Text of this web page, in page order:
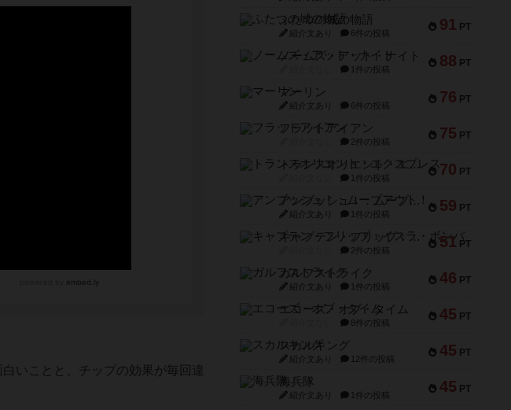
いことと、チップの効果が毎回違
91 PT
ふたつの城の物語
紹介文あり 6件の投稿
88 PT
ノームズ・アット・ナイト
1件の投稿
76 PT
マーリン
紹介文あり 6件の投稿
75 PT
フラットアイアン
2件の投稿
70 PT
トランスオリエント・エクスプレス
1件の投稿
59 PT
アンブッシュ！：ムーブアウト！
紹介文あり 1件の投稿
51 PT
キャプテン・フリップ：イスラ・ボンバ
2件の投稿
46 PT
ガルフストライク
紹介文あり 1件の投稿
45 PT
エコーズ・オブ・タイム
8件の投稿
45 PT
スカルキング
紹介文あり 12件の投稿
45 PT
海兵隊
紹介文あり 1件の投稿